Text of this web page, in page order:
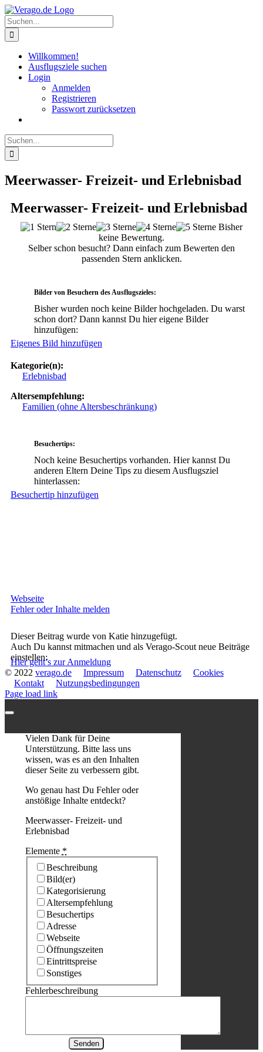
Zum
Inhalt
springen
Suche
nach:
Willkommen!
Ausflugsziele suchen
Login
Anmelden
Registrieren
Passwort zurücksetzen
Suche
nach:
Meerwasser- Freizeit- und Erlebnisbad
Meerwasser- Freizeit- und Erlebnisbad
Bisher
keine Bewertung.
Selber schon besucht? Dann einfach zum Bewerten den
passenden Stern anklicken.
Bilder von Besuchern des Ausflugszieles:
Bisher wurden noch keine Bilder hochgeladen. Du warst
schon dort? Dann kannst Du hier eigene Bilder
hinzufügen:
Eigenes Bild hinzufügen
Kategorie(n):
Erlebnisbad
Altersempfehlung:
Familien (ohne Altersbeschränkung)
Besuchertips:
Noch keine Besuchertips vorhanden. Hier kannst Du
anderen Eltern Deine Tips zu diesem Ausflugsziel
hinterlassen:
Besuchertip hinzufügen
Webseite
Fehler oder Inhalte melden
Dieser Beitrag wurde von Katie hinzugefügt.
Auch Du kannst mitmachen und als Verago-Scout neue Beiträge
einstellen:
Hier geht’s zur Anmeldung
© 2022 verago.de Impressum Datenschutz
Cookies
Kontakt
Nutzungsbedingungen
Page load link
Vielen Dank für Deine
Unterstützung. Bitte lass uns
wissen, was es an den Inhalten
dieser Seite zu verbessern gibt.
Wo genau hast Du Fehler oder
anstößige Inhalte entdeckt?
Meerwasser- Freizeit- und
Erlebnisbad
Elemente *
Beschreibung
Bild(er)
Kategorisierung
Altersempfehlung
Besuchertips
Adresse
Webseite
Öffnungszeiten
Eintrittspreise
Sonstiges
Fehlerbeschreibung
Senden